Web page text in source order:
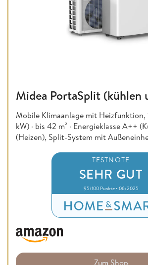
Midea PortaSplit (kühlen
Mobile Klimaanlage mit Heizfunktion,
kW) · bis 42 m² · Energieklasse A++
(Heizen), Split-System mit
TESTNOTE
SEHR GUT
95/100 Punkte • 06/2025
Zum Shop